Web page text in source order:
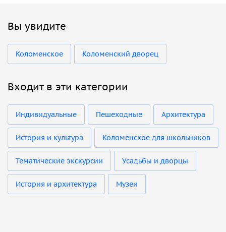
Вы увидите
Коломенское Коломенский дворец
Входит в эти категории
Индивидуальные Пешеходные Архитектура
История и культура Коломенское для школьников
Тематические экскурсии Усадьбы и дворцы
История и архитектура Музеи